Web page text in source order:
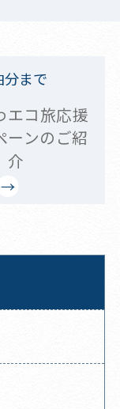
まで
エコ旅応援
ーンのご紹
介